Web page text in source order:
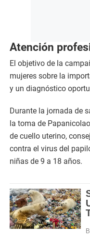
Atención
El objetivo de la
mujeres sobre la
y un diagnóstico
Durante la jornada de
la toma de
de cuello uterino,
contra el virus del
niñas de 9 a 18 años.